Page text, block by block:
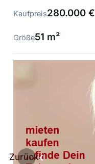
Kaufpreis280.000 €
Größe51 m²
Zurück